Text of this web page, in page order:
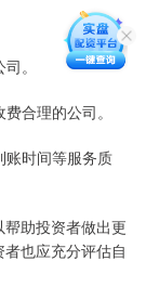
。
合理的公司。
账时间等服务质
助投资者做出更
也应充分评估自